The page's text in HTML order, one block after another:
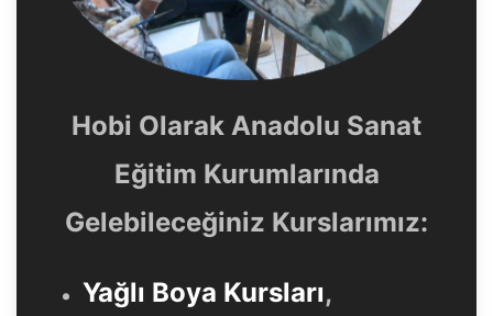
Hobi Olarak Anadolu Sanat
Eğitim Kurumlarında
Gelebileceğiniz Kurslarımız:
Yağlı Boya Kursları,